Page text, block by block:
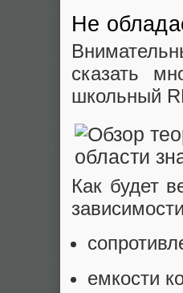
Не
сказать
школьный
Как будет
емкости